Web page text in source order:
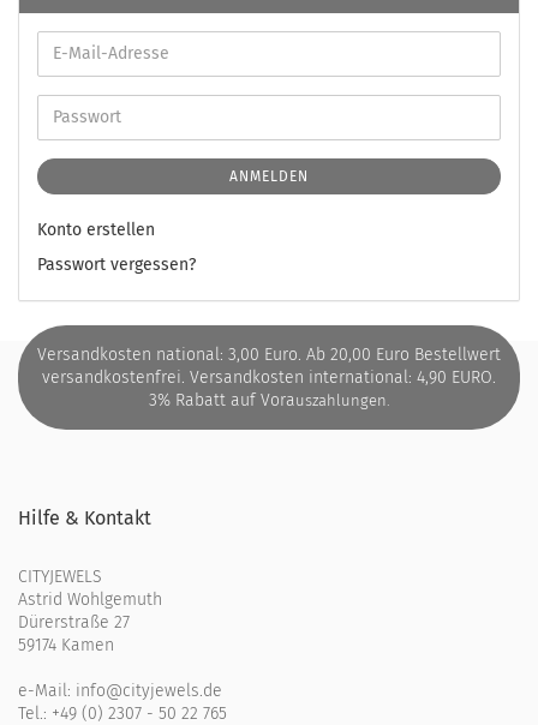
ANMELDEN
Konto erstellen
Passwort vergessen?
Versandkosten national: 3,00 Euro. Ab 20,00 Euro Bestellwert
versandkostenfrei. Versandkosten international: 4,90 EURO.
3% Rabatt auf Vorauszahlungen.
Hilfe & Kontakt
CITYJEWELS
Astrid Wohlgemuth
Dürerstraße 27
59174 Kamen
e-Mail: info@cityjewels.de
Tel.: +49 (0) 2307 - 50 22 765